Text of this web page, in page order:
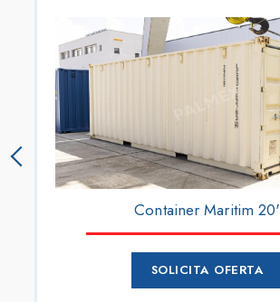
Container Maritim 20'
SOLICITA OFERTA